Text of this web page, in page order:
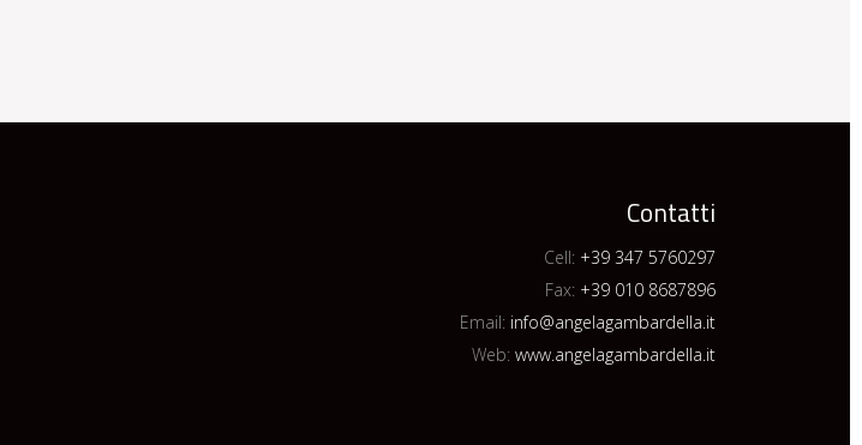
Contatti
Cell: +39 347 5760297
Fax: +39 010 8687896
Email: info@angelagambardella.it
Web: www.angelagambardella.it